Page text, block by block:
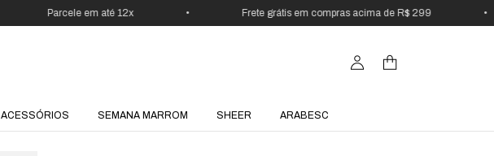
Parcele em até 12x Frete grátis em compras acima de R$ 299
ACESSÓRIOS SEMANA MARROM SHEER ARABESC